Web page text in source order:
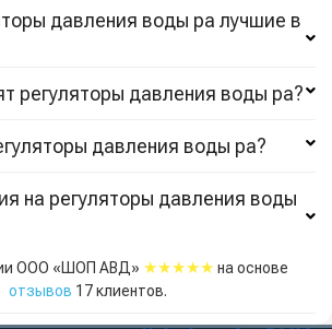
давления воды pa лучшие в
регуляторы давления воды pa?
давления воды pa?
на регуляторы давления воды
ООО «ШОП АВД» ★★★★★ на основе
отзывов 17клиентов.